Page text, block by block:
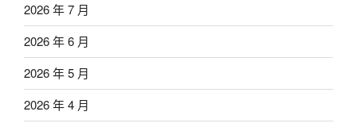
2026 年 7 月
2026 年 6 月
2026 年 5 月
2026 年 4 月